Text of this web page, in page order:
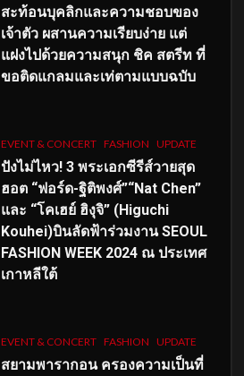
สะท้อนบุคลิกและความชอบของ
เจ้าตัว ผสานความเรียบง่าย แต่
แฝงไปด้วยความสนุก ชิค สตรีท ที่
ขอติดแกลมและเท่ตามแบบฉบับ
EVENT & CONCERT FASHION UPDATE
ปังไม่ไหว! 3 พระเอกซีรีส์วายสุด
ฮอต “ฟอร์ด-ฐิติพงศ์”“Nat Chen”
และ “โคเฮย์ ฮิงุจิ” (Higuchi
Kouhei)บินลัดฟ้าร่วมงาน SEOUL
FASHION WEEK 2024 ณ ประเทศ
เกาหลีใต้
EVENT & CONCERT FASHION UPDATE
สยามพารากอน ครองความเป็นที่